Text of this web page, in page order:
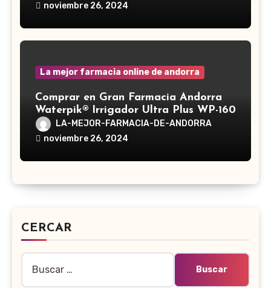
noviembre 26, 2024
La mejor farmacia online de andorra
Comprar en Gran Farmacia Andorra
Waterpik® Irrigador Ultra Plus WP-160
LA-MEJOR-FARMACIA-DE-ANDORRA
noviembre 26, 2024
CERCAR